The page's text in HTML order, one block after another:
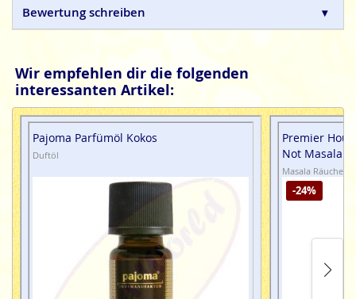
Bewertung schreiben
Wir empfehlen dir die folgenden
interessanten Artikel:
Pajoma Parfümöl Kokos
Duftöl
Premier
Not Masala
Masala
-24%